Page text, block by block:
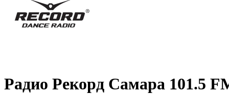
Радио Рекорд Самара 101.5